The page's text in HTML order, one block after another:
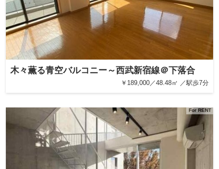
木々薫る青空バルコニー～西武新宿線＠下落合
￥189,000／48.48㎡ ／駅歩7分
For RENT